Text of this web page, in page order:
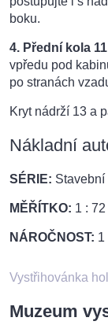
boku.
4. Přední kola
vpředu pod
po stranách
Kryt nádrží 13 a
Nákladní
SÉRIE: Stavební
MĚŘÍTKO: 1 : 72
NÁROČNOST: 1
Vystřihovánka
Muzeum